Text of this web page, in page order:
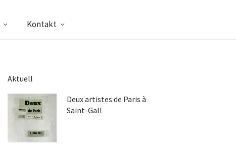
Kontakt
Aktuell
Deux artistes de Paris à
Saint-Gall